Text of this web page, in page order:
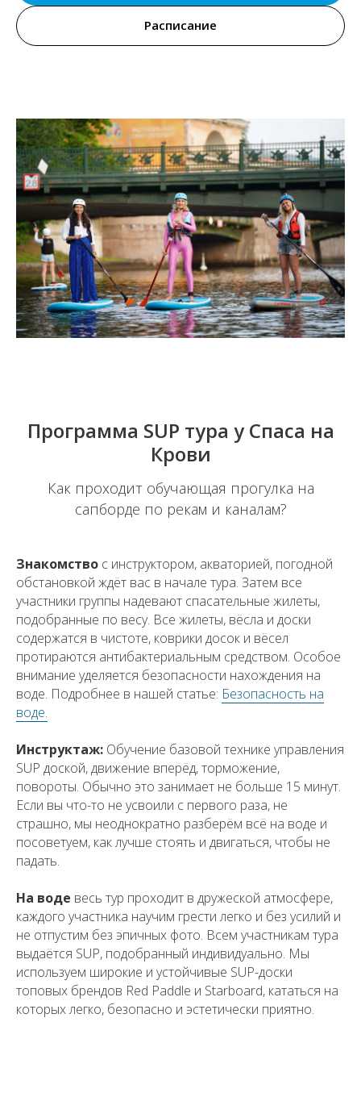
Расписание
Программа SUP тура у Спаса на
Крови
Как проходит обучающая прогулка на
сапборде по рекам и каналам?
Знакомство с инструктором, акваторией, погодной
обстановкой ждёт вас в начале тура. Затем все
участники группы надевают спасательные жилеты,
подобранные по весу. Все жилеты, вёсла и доски
содержатся в чистоте, коврики досок и вёсел
протираются антибактериальным средством. Особое
внимание уделяется безопасности нахождения на
воде. Подробнее в нашей статье: Безопасность на
воде.
Инструктаж: Обучение базовой технике управления
SUP доской, движение вперёд, торможение,
повороты. Обычно это занимает не больше 15 минут.
Если вы что-то не усвоили с первого раза, не
страшно, мы неоднократно разберём всё на воде и
посоветуем, как лучше стоять и двигаться, чтобы не
падать.
На воде весь тур проходит в дружеской атмосфере,
каждого участника научим грести легко и без усилий и
не отпустим без эпичных фото. Всем участникам тура
выдаётся SUP, подобранный индивидуально. Мы
используем широкие и устойчивые SUP-доски
топовых брендов Red Paddle и Starboard, кататься на
которых легко, безопасно и эстетически приятно.